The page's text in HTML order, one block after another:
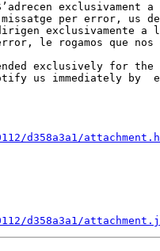
per error, us
exclusivamente
le rogamos que
exclusively for the
us immediately by
d358a3a1/
d358a3a1/